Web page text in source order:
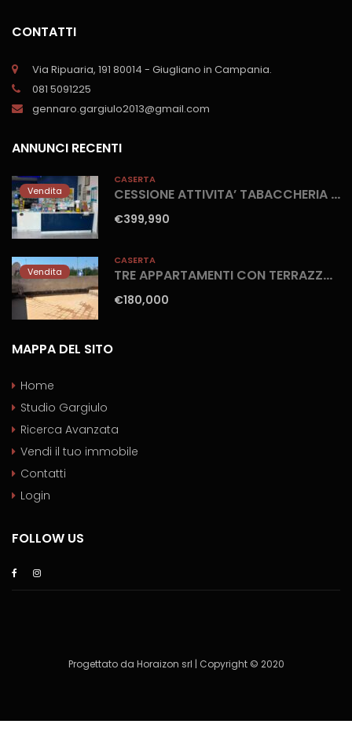
CONTATTI
Via Ripuaria, 191 80014 - Giugliano in Campania.
081 5091225
gennaro.gargiulo2013@gmail.com
ANNUNCI RECENTI
Vendita
CASERTA
CESSIONE ATTIVITA’ TABACCHERIA Marina Di Ischitella-Domitiana
€399,990
Vendita
CASERTA
TRE APPARTAMENTI CON TERRAZZO Castel Volturno-Domitiana
€180,000
MAPPA DEL SITO
Home
Studio Gargiulo
Ricerca Avanzata
Vendi il tuo immobile
Contatti
Login
FOLLOW US
Progettato da Horaizon srl | Copyright © 2020